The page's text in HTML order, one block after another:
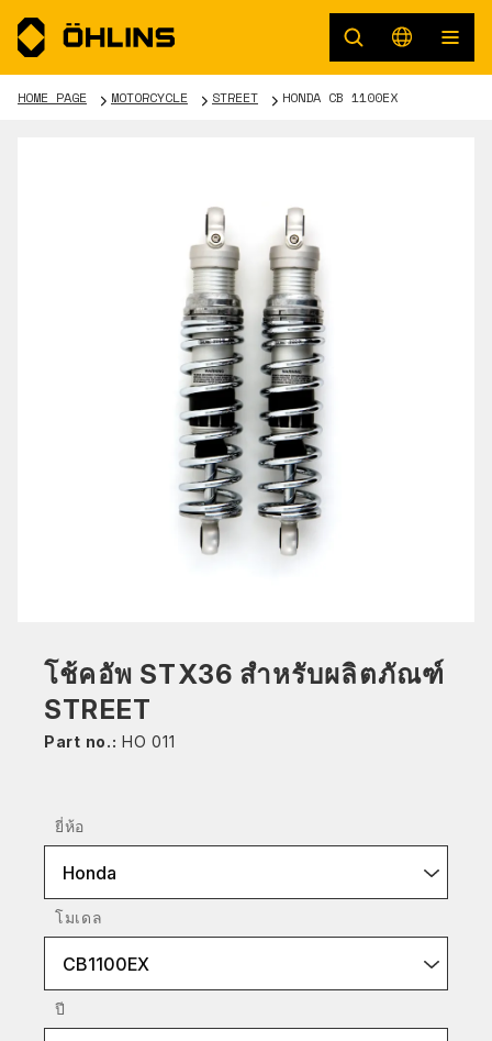
HOME PAGE MOTORCYCLE STREET HONDA CB 1100EX
โช้คอัพ STX36 สำหรับผลิตภัณฑ์
STREET
Part no.: HO 011
ยี่ห้อ
Honda
โมเดล
CB1100EX
ปี